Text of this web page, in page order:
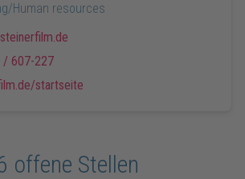
Human resources
/ 607-227
startseite
offene Stellen